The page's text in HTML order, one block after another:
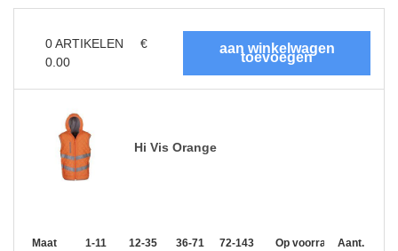
0ARTIKELEN
€
0.00
Hi Vis Orange
Maat 1-11 12-35 36-71 72-143 144-287 288 + Meer
Op voorraadAant.